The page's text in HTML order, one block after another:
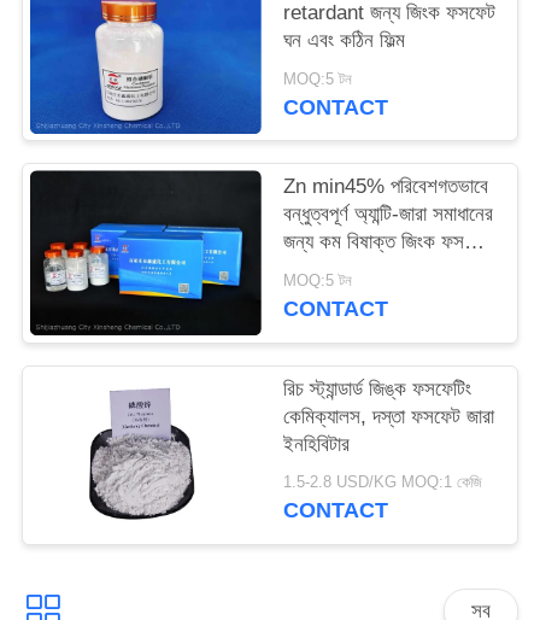
ম্যাপ
PRIVACY
POLICY
retardant জন্য জিংক ফসফেট
ঘন এবং কঠিন ফিল্ম
MOQ:5 টন
CONTACT
Zn min45% পরিবেশগতভাবে
বন্ধুত্বপূর্ণ অ্যান্টি-জারা সমাধানের
জন্য কম বিষাক্ত জিংক ফসফেট
রঙ্গক
MOQ:5 টন
CONTACT
রিচ স্ট্যান্ডার্ড জিঙ্ক ফসফেটিং
কেমিক্যালস, দস্তা ফসফেট জারা
ইনহিবিটার
1.5-2.8 USD/KG MOQ:1 কেজি
CONTACT
সব